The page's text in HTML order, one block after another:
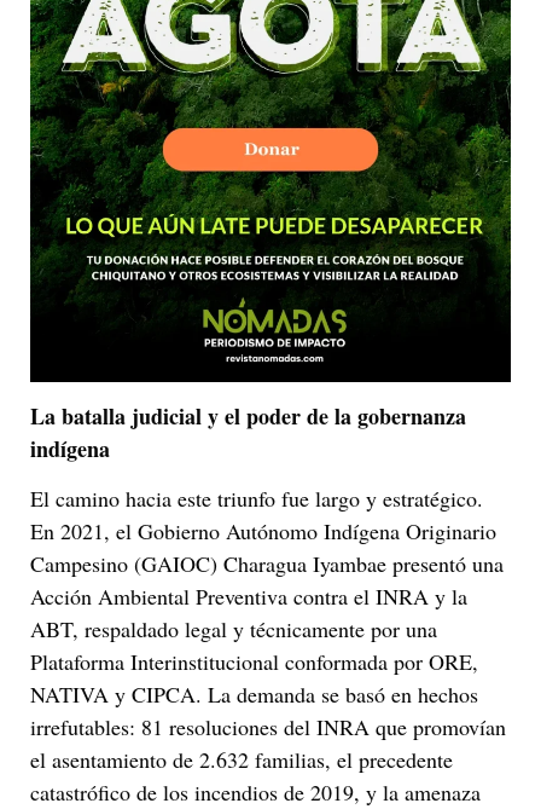
La batalla judicial y el poder de la gobernanza
indígena
El camino hacia este triunfo fue largo y estratégico.
En 2021, el Gobierno Autónomo Indígena Originario
Campesino (GAIOC) Charagua Iyambae presentó una
Acción Ambiental Preventiva contra el INRA y la
ABT, respaldado legal y técnicamente por una
Plataforma Interinstitucional conformada por ORE,
NATIVA y CIPCA. La demanda se basó en hechos
irrefutables: 81 resoluciones del INRA que promovían
el asentamiento de 2.632 familias, el precedente
catastrófico de los incendios de 2019, y la amenaza